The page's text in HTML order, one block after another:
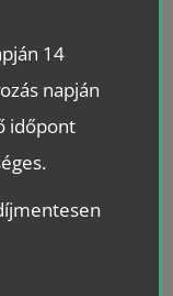
14
napján
időpont